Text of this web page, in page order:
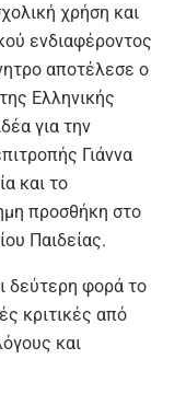
χρήση και
ενδιαφέροντος
αποτέλεσε ο
Ελληνικής
για την
Γιάννα
και το
προσθήκη στο
Παιδείας.
δεύτερη φορά το
κριτικές από
και